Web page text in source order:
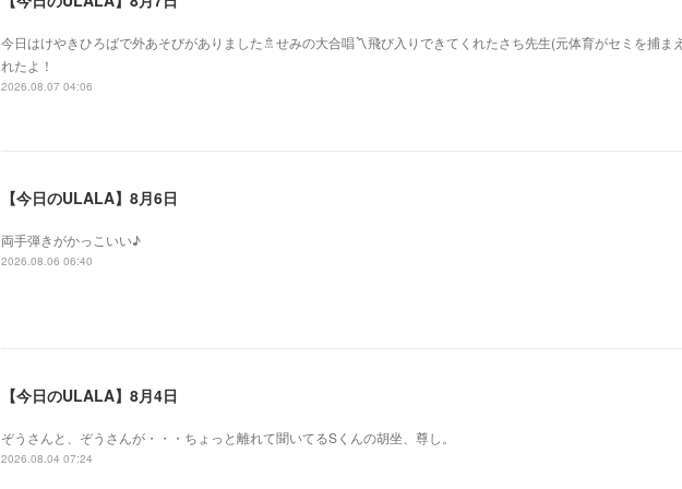
今日はけやきひろばで外あそびがありました🚿せみの大合唱〽飛び入りできてくれたさち先生(元体育がセミを捕ま
れたよ！
2026.08.07 04:06
【今日のULALA】8月6日
両手弾きがかっこいい♪
2026.08.06 06:40
【今日のULALA】8月4日
ぞうさんと、ぞうさんが・・・ちょっと離れて聞いてるSくんの胡坐、尊し。
2026.08.04 07:24